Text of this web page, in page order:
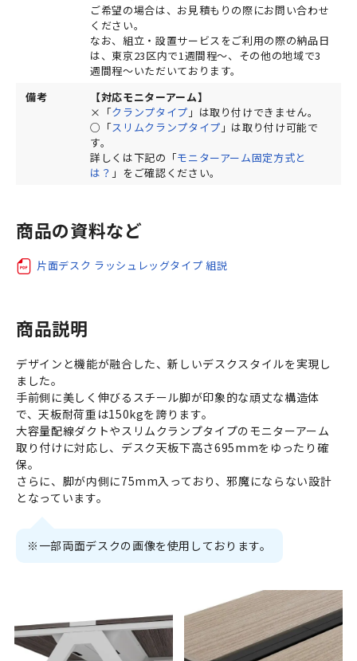
ご希望の場合は、お見積もりの際にお問い合わせ
ください。
なお、組立・設置サービスをご利用の際の納品日
は、東京23区内で1週間程～、その他の地域で3
週間程～いただいております。
備考
【対応モニターアーム】
×「クランプタイプ 」は取り付けできません。
○「スリムクランプタイプ 」は取り付け可能で
す。
詳しくは下記の「モニターアーム固定方式と
は？ 」をご確認ください。
商品の資料など
片面デスク ラッシュレッグタイプ 組説
商品説明
デザインと機能が融合した、新しいデスクスタイルを実現し
ました。
手前側に美しく伸びるスチール脚が印象的な頑丈な構造体
で、天板耐荷重は150kgを誇ります。
大容量配線ダクトやスリムクランプタイプのモニターアーム
取り付けに対応し、デスク天板下高さ695mmをゆったり確
保。
さらに、脚が内側に75mm入っており、邪魔にならない設計
となっています。
※一部両面デスクの画像を使用しております。